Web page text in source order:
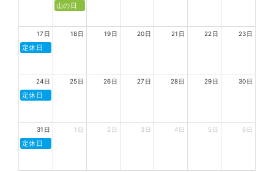
山の日
17日
定休日
18日 19日 20日 21日 22日 23日
24日
定休日
25日 26日 27日 28日 29日 30日
31日
定休日
1日 2日 3日 4日 5日 6日